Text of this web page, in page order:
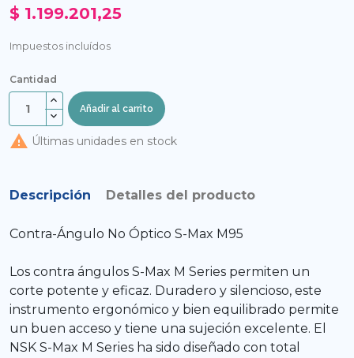
$ 1.199.201,25
Impuestos incluídos
Cantidad
Añadir al carrito
 Últimas unidades en stock
Descripción Detalles del producto
Contra-Ángulo No Óptico S-Max M95
Los contra ángulos S-Max M Series permiten un
corte potente y eficaz. Duradero y silencioso, este
instrumento ergonómico y bien equilibrado permite
un buen acceso y tiene una sujeción excelente. El
NSK S-Max M Series ha sido diseñado con total